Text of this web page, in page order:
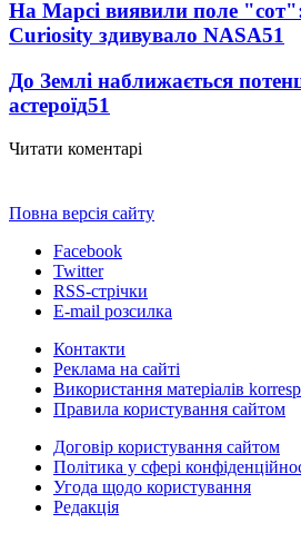
На Марсі виявили поле
Curiosity здивувало NASA51
До Землі наближається
астероїд51
Читати коментарі
Повна версія сайту
Facebook
Twitter
RSS-стрічки
E-mail розсилка
Контакти
Реклама на сайті
Використання матеріалів
Правила користування сайтом
Договір користування сайтом
Політика у сфері
Угода щодо користування
Редакція